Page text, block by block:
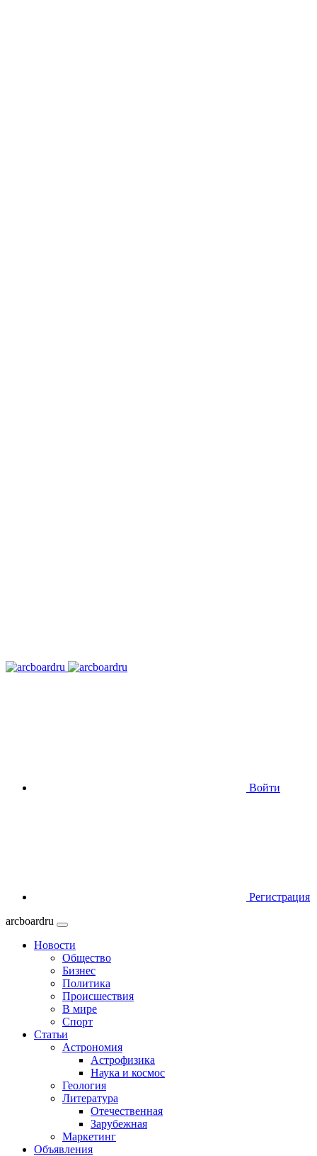
Войти
Регистрация
arcboardru
Новости
Общество
Бизнес
Политика
Происшествия
В мире
Спорт
Статьи
Астрономия
Астрофизика
Наука и космос
Геология
Литература
Отечественная
Зарубежная
Маркетинг
Объявления